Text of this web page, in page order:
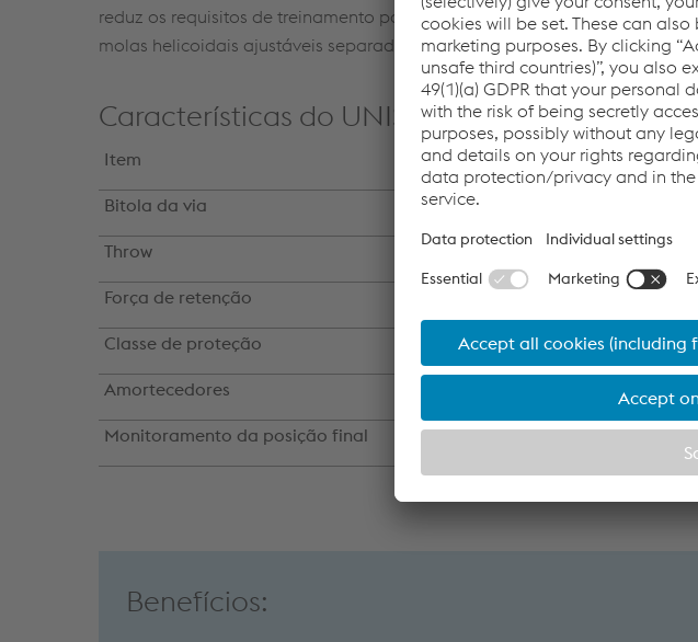
reduz os requisitos de treinamento para o mínimo. Características
molas helicoidais ajustáveis separados. Portanto, é garantido reagir em
Características do UNISTAR CSV 34:
Item Valor
Bitola da via min. 900 mm em caso de
Throw até 120 mm, ajustável sem
Força de retenção até 2800 N - ajustável
Classe de proteção até o IP 67
Amortecedores ajustável separadamente em
Monitoramento da posição final por meio de contatos de
Benefícios: